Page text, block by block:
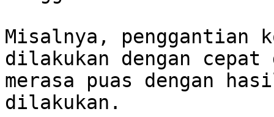
Misalnya, penggantian
dilakukan dengan
merasa puas dengan
dilakukan.